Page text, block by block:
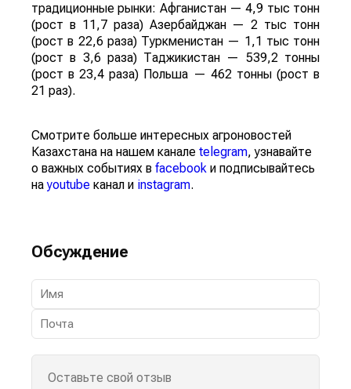
традиционные рынки: Афганистан — 4,9 тыс тонн
(рост в 11,7 раза) Азербайджан — 2 тыс тонн
(рост в 22,6 раза) Туркменистан — 1,1 тыс тонн
(рост в 3,6 раза) Таджикистан — 539,2 тонны
(рост в 23,4 раза) Польша — 462 тонны (рост в
21 раз).
Смотрите больше интересных агроновостей
Казахстана на нашем канале telegram, узнавайте
о важных событиях в facebook и подписывайтесь
наyoutube канал и instagram.
Обсуждение